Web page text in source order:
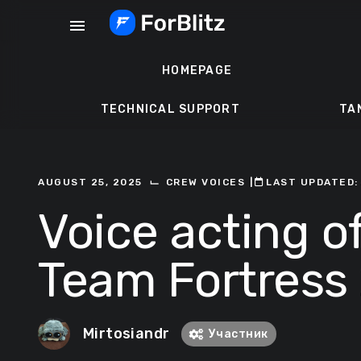
menu
HOMEPAGE
TECHNICAL SUPPORT
AUGUST 25, 2025 ⌙ CREW VOICES ㅤLAST
Voice acting
Team Fortress
Mirtosiandr Участник